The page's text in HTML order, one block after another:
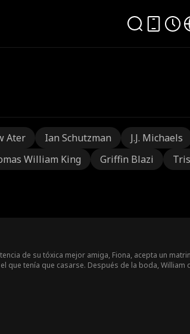
Ater Ian Schutzman J.J. Michaels
William King Griffin Blazi
de su tóxica mejor amiga, Fiona, acepta un
tenía que casarse. Después de la boda, William